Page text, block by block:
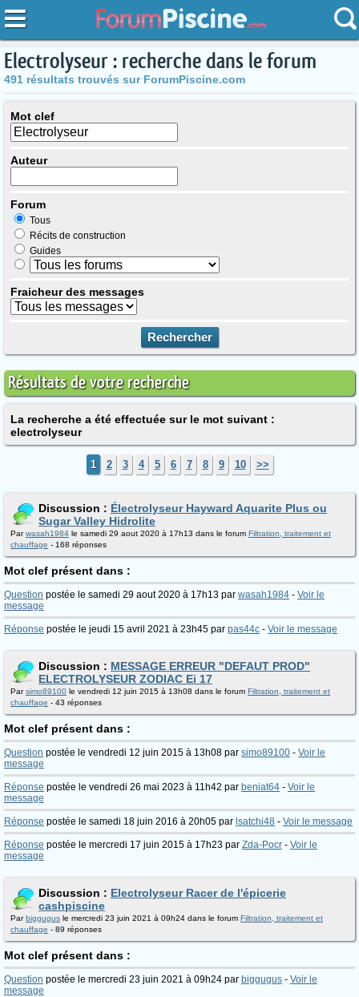
Electrolyseur : recherche dans le forum
491 résultats trouvés sur ForumPiscine.com
Mot clef
Auteur
Forum
Tous
Récits de construction
Guides
Fraicheur des messages
Résultats de votre recherche
La recherche a été effectuée sur le mot suivant :
electrolyseur
1 2 3 4 5 6 7 8 9 10 >>
Discussion : Électrolyseur Hayward Aquarite Plus ou
Sugar Valley Hidrolite
Parwasah1984 le samedi 29 aout 2020 à 17h13 dans le forum Filtration, traitement et
chauffage - 168 réponses
Mot clef présent dans :
Question postée le samedi 29 aout 2020 à 17h13 par wasah1984 - Voir le
message
Réponse postée le jeudi 15 avril 2021 à 23h45 par pas44c - Voir le message
Discussion : MESSAGE ERREUR "DEFAUT PROD"
ELECTROLYSEUR ZODIAC Ei 17
Parsimo89100 le vendredi 12 juin 2015 à 13h08 dans le forum Filtration, traitement et
chauffage - 43 réponses
Mot clef présent dans :
Question postée le vendredi 12 juin 2015 à 13h08 par simo89100 - Voir le
message
Réponse postée le vendredi 26 mai 2023 à 11h42 par beniat64 - Voir le
message
Réponse postée le samedi 18 juin 2016 à 20h05 par lsatchi48 - Voir le message
Réponse postée le mercredi 17 juin 2015 à 17h23 par Zda-Pocr - Voir le
message
Discussion : Electrolyseur Racer de l'épicerie
cashpiscine
Parbiggugus le mercredi 23 juin 2021 à 09h24 dans le forum Filtration, traitement et
chauffage - 89 réponses
Mot clef présent dans :
Question postée le mercredi 23 juin 2021 à 09h24 par biggugus - Voir le
message